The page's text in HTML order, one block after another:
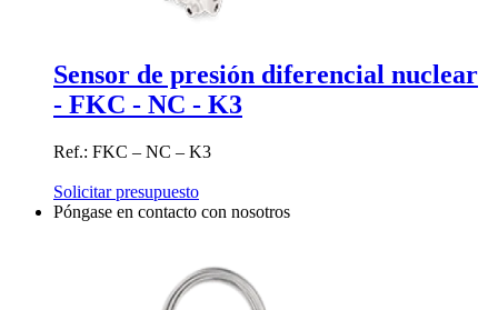
Sensor de presión diferencial nuclear
- FKC - NC - K3
Ref.: FKC – NC – K3
Solicitar presupuesto
Póngase en contacto con nosotros